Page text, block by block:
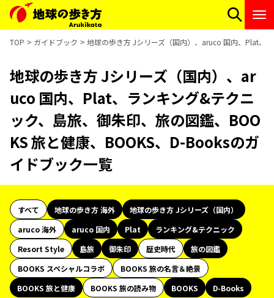
TOP ガイドブック 地球の歩き方 Jシリーズ（国内）、aruco 国内、Plat、
地球の歩き方 Jシリーズ（国内）、ar
uco 国内、Plat、ランキング&テクニ
ック、島旅、御朱印、旅の図鑑、BOO
KS 旅と健康、BOOKS、D-Booksのガ
イドブック一覧
すべて 地球の歩き方 海外
地球の歩き方 Jシリーズ（国内）
aruco 海外
aruco 国内 Plat
ランキング&テクニック
Resort Style
島旅 御朱印 歴史時代
旅の図鑑
BOOKS スペシャルコラボ
BOOKS 旅の名言＆絶景
BOOKS 旅と健康
BOOKS 旅の読み物 BOOKS
D-Books